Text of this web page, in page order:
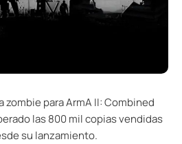
zombie para ArmA II: Combined
las 800 mil copias vendidas
su lanzamiento.